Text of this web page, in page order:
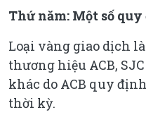
Thứ năm: Một số
Loại vàng giao dịch
thương hiệu ACB,
khác do ACB quy
thời kỳ.